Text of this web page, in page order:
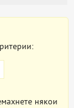
някои